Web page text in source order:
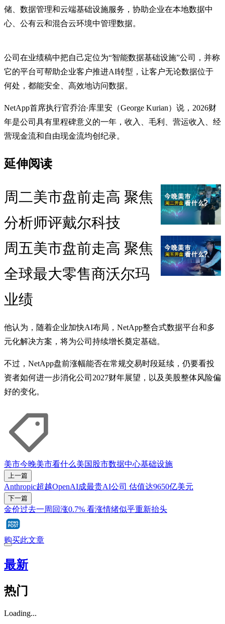
储、数据管理和云端基础设施服务，协助企业在本地数据中
心、公有云和混合云环境中管理数据。
公司在业绩稿中把自己定位为“智能数据基础设施”公司，并称
它的平台可帮助企业客户推进AI转型，让客户无论数据位于
何处，都能安全、高效地访问数据。
NetApp首席执行官乔治·库里安（George Kurian）说，2026财
年是公司具有里程碑意义的一年，收入、毛利、营运收入、经
营现金流和自由现金流均创纪录。
延伸阅读
周二美市盘前走高 聚焦
分析师评戴尔科技
周五美市盘前走高 聚焦
全球最大零售商沃尔玛
业绩
他认为，随着企业加快AI布局，NetApp整合式数据平台和多
元化解决方案，将为公司持续增长奠定基础。
不过，NetApp盘前涨幅能否在常规交易时段延续，仍要看投
资者如何进一步消化公司2027财年展望，以及美股整体风险偏
好的变化。
美市今晚美市看什么美国股市数据中心基础设施
上一篇
Anthropic超越OpenAI成最贵AI公司 估值达9650亿美元
下一篇
金价过去一周回涨0.7% 看涨情绪似乎重新抬头
购买此文章
最新
热门
Loading...